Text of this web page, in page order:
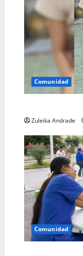
Comunidad
Zuleika Andrade
Comunidad